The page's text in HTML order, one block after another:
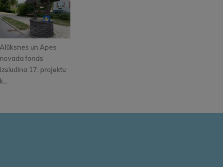
Alūksnes un Apes
novada fonds
izsludina 17. projektu
k...